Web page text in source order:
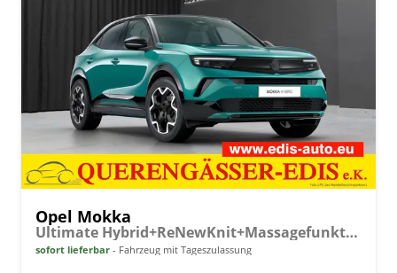
Opel Mokka
Ultimate Hybrid+ReNewKnit+Massagefunktion+Matrix-LED
sofort lieferbar Fahrzeug mit Tageszulassung